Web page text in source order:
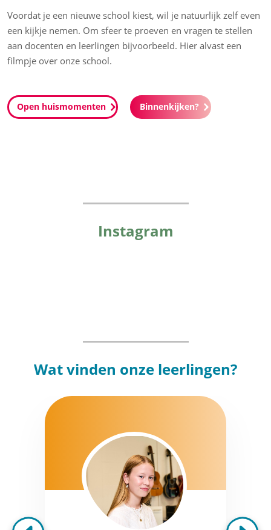
Voordat je een nieuwe school kiest, wil je natuurlijk zelf even
een kijkje nemen. Om sfeer te proeven en vragen te stellen
aan docenten en leerlingen bijvoorbeeld. Hier alvast een
filmpje over onze school.
Open huismomenten Binnenkijken?
Instagram
Wat vinden onze leerlingen?